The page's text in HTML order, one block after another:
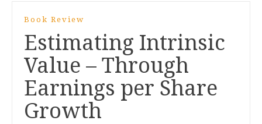
Book Review
Estimating Intrinsic
Value – Through
Earnings per Share
Growth